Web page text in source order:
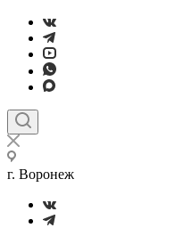
г. Воронеж